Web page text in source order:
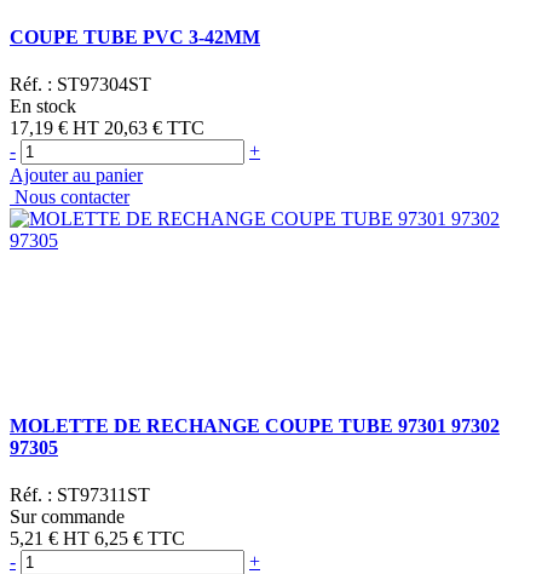
COUPE TUBE PVC 3-42MM
Réf. : ST97304ST
En stock
17,19 € HT 20,63 € TTC
-
+
Ajouter au panier
Nous contacter
MOLETTE DE RECHANGE COUPE TUBE 97301 97302
97305
Réf. : ST97311ST
Sur commande
5,21 € HT 6,25 € TTC
-
+